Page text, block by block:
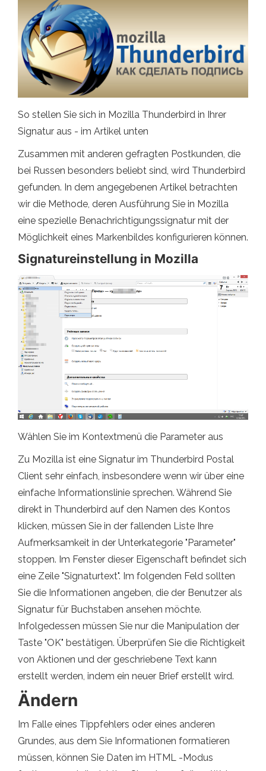
So stellen Sie sich in Mozilla Thunderbird in Ihrer
Signatur aus - im Artikel unten
Zusammen mit anderen gefragten Postkunden, die
bei Russen besonders beliebt sind, wird Thunderbird
gefunden. In dem angegebenen Artikel betrachten
wir die Methode, deren Ausführung Sie in Mozilla
eine spezielle Benachrichtigungssignatur mit der
Möglichkeit eines Markenbildes konfigurieren können.
Signatureinstellung in Mozilla
Wählen Sie im Kontextmenü die Parameter aus
Zu Mozilla ist eine Signatur im Thunderbird Postal
Client sehr einfach, insbesondere wenn wir über eine
einfache Informationslinie sprechen. Während Sie
direkt in Thunderbird auf den Namen des Kontos
klicken, müssen Sie in der fallenden Liste Ihre
Aufmerksamkeit in der Unterkategorie "Parameter"
stoppen. Im Fenster dieser Eigenschaft befindet sich
eine Zeile "Signaturtext". Im folgenden Feld sollten
Sie die Informationen angeben, die der Benutzer als
Signatur für Buchstaben ansehen möchte.
Infolgedessen müssen Sie nur die Manipulation der
Taste "OK" bestätigen. Überprüfen Sie die Richtigkeit
von Aktionen und der geschriebene Text kann
erstellt werden, indem ein neuer Brief erstellt wird.
Ändern
Im Falle eines Tippfehlers oder eines anderen
Grundes, aus dem Sie Informationen formatieren
müssen, können Sie Daten im HTML -Modus